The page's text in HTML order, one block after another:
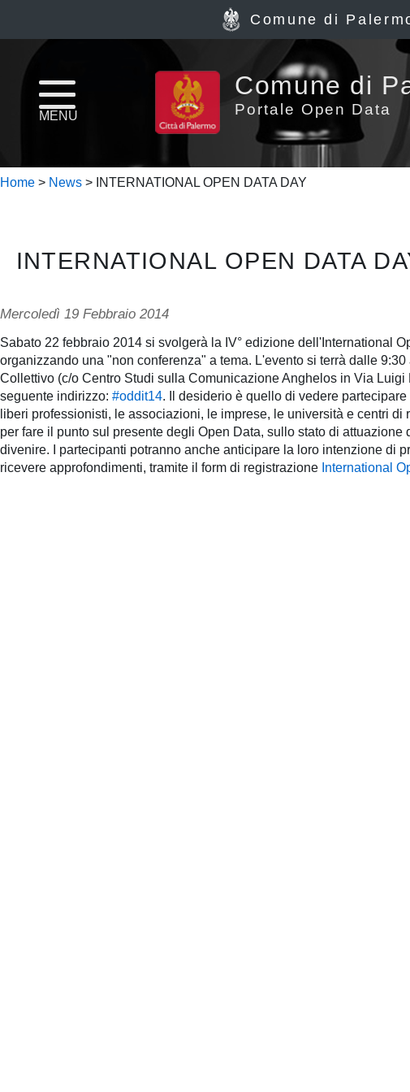
Home
page
Archivio
Ultimi
Report
pubblicazioni
Archivio
Documenti
Comune di
MENU
Comune di
Portale Open Data
Home > News > INTERNATIONAL OPEN DATA DAY
INTERNATIONAL OPEN DATA
Mercoledì 19 Febbraio 2014
Sabato 22 febbraio 2014 si svolgerà la IV° edizione dell'International
organizzando una "non conferenza" a tema. L'evento si terrà dalle
Collettivo (c/o Centro Studi sulla Comunicazione Anghelos in Via
seguente indirizzo: #oddit14. Il desiderio è quello di vedere
liberi professionisti, le associazioni, le imprese, le università e centri
per fare il punto sul presente degli Open Data, sullo stato di
divenire. I partecipanti potranno anche anticipare la loro intenzione di
ricevere approfondimenti, tramite il form di registrazione International